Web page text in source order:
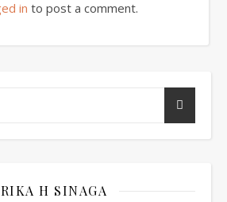
in to post a comment.
H SINAGA